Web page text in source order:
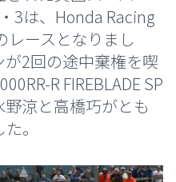
3は、Honda Racing
レースとなりまし
2回の途中棄権を喫
R FIREBLADE SP
涼と高橋巧がとも
。